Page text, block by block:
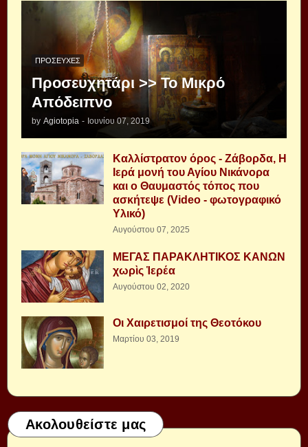
ΠΡΟΣΕΥΧΈΣ
Προσευχητάρι >> Το Μικρό
Απόδειπνο
by Agiotopia - Ιουνίου 07, 2019
Καλλίστρατον όρος - Ζάβορδα, Η
Ιερά μονή του Αγίου Νικάνορα
και ο Θαυμαστός τόπος που
ασκήτεψε (Video - φωτογραφικό
Υλικό)
Αυγούστου 07, 2025
ΜΕΓΑΣ ΠΑΡΑΚΛΗΤΙΚΟΣ ΚΑΝΩΝ
χωρὶς Ἱερέα
Αυγούστου 02, 2020
Οι Χαιρετισμοί της Θεοτόκου
Μαρτίου 03, 2019
Ακολουθείστε μας